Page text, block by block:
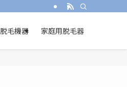
脱毛機器 家庭用脱毛器